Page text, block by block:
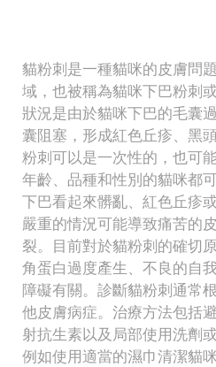
貓粉刺是一種貓咪的皮膚問
域，也被稱為貓咪下巴粉刺
狀況是由於貓咪下巴的毛囊
囊阻塞，形成紅色丘疹、黑
粉刺可以是一次性的，也可
年齡、品種和性別的貓咪都
下巴看起來髒亂、紅色丘疹
嚴重的情況可能導致痛苦的
裂。目前對於貓粉刺的確切
角蛋白過度產生、不良的自
障礙有關。診斷貓粉刺通常
他皮膚病症。治療方法包括
射抗生素以及局部使用洗劑
例如使用適當的濕巾清潔貓